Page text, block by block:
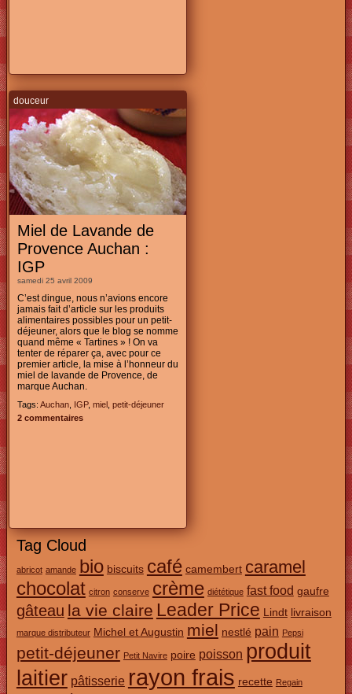
douceur
Miel de Lavande de
Provence Auchan :
IGP
samedi 25 avril 2009
C’est dingue, nous n’avions encore
jamais fait d’article sur les produits
alimentaires possibles pour un petit-
déjeuner, alors que le blog se nomme
quand même « Tartines » ! On va
tenter de réparer ça, avec pour ce
premier article, la mise à l’honneur du
miel de lavande de Provence, de
marque Auchan.
Tags: Auchan, IGP, miel, petit-déjeuner
2 commentaires
Tag Cloud
abricot amande bio biscuits café camembert caramel
chocolat citron conserve crème diététique fast food gaufre
gâteau la vie claire Leader Price Lindt livraison
marque distributeur Michel et Augustin miel nestlé pain Pepsi
petit-déjeuner Petit Navire poire poisson produit
laitier pâtisserie rayon frais recette Regain